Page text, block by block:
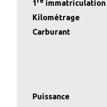
1
immatriculation
Kilométrage
Carburant
Puissance